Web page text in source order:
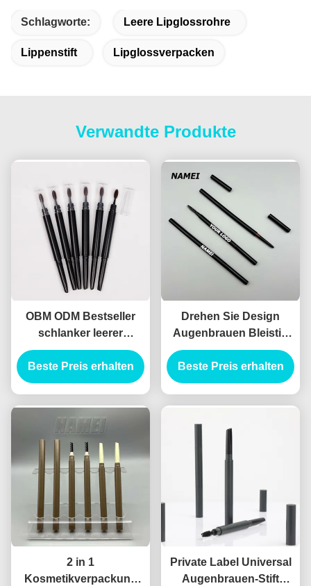
Schlagworte: Leere Lipglossrohre
Lippenstift Lipglossverpacken
Verwandte Produkte
OBM ODM Bestseller
schlanker leerer
Augenbrauen Bleistift
Behälter schlanker
leerer Augenbrauen
Beste Preis erhalten
Drehen Sie Design
Augenbrauen Bleistift
Behälter ABS Material
Automatische Formel
Beste Preis erhalten
2 in 1
Kosmetikverpackung
Private Label Universal
Augenbrauen-Stift